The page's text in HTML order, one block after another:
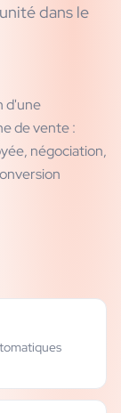
dans le
d'une
de vente :
négociation,